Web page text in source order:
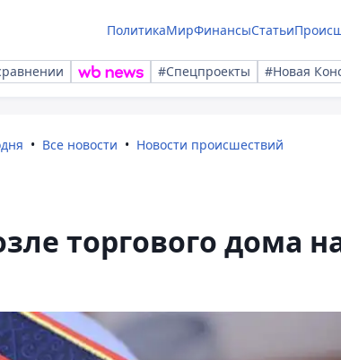
ПолитикаМирФинансыСтатьи
#Спецпроекты #Новая
Все новости Новости происшествий
торгового дома